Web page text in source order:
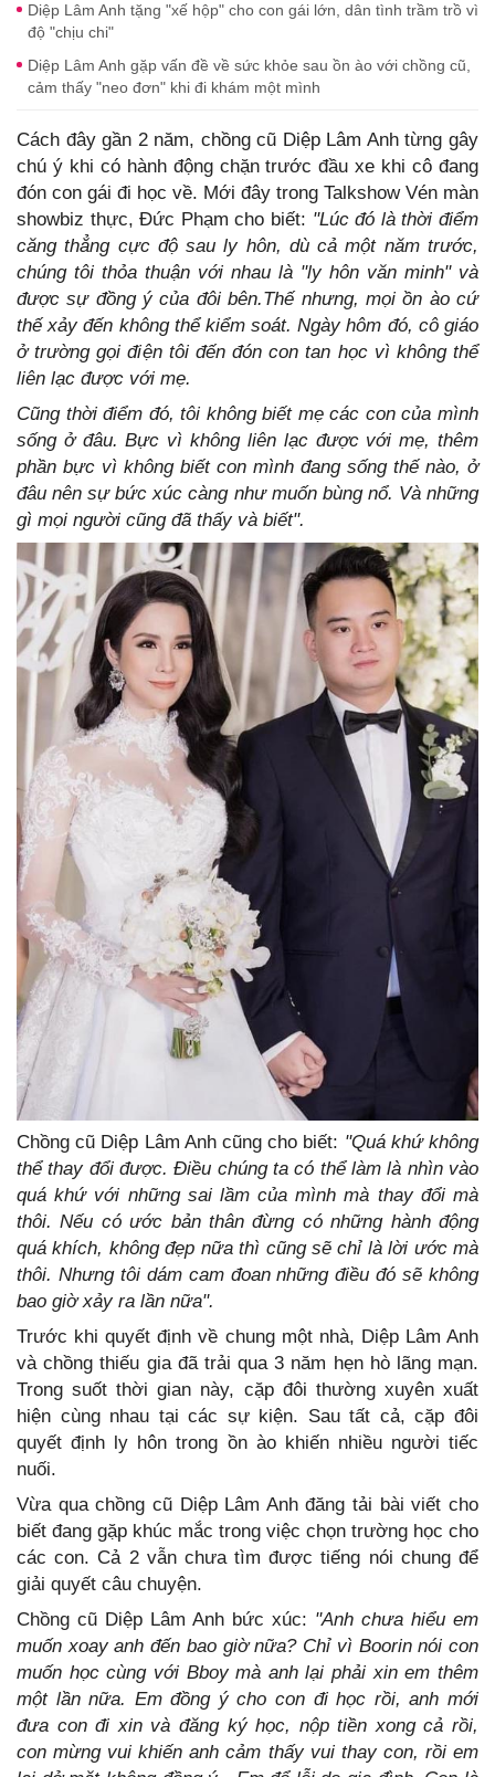
Diệp Lâm Anh tặng "xế hộp" cho con gái lớn, dân tình trầm trồ vì
độ "chịu chi"
Diệp Lâm Anh gặp vấn đề về sức khỏe sau ồn ào với chồng cũ,
cảm thấy "neo đơn" khi đi khám một mình
Cách đây gần 2 năm, chồng cũ Diệp Lâm Anh từng gây
chú ý khi có hành động chặn trước đầu xe khi cô đang
đón con gái đi học về. Mới đây trong Talkshow Vén màn
showbiz thực, Đức Phạm cho biết: "Lúc đó là thời điểm
căng thẳng cực độ sau ly hôn, dù cả một năm trước,
chúng tôi thỏa thuận với nhau là "ly hôn văn minh" và
được sự đồng ý của đôi bên.Thế nhưng, mọi ồn ào cứ
thế xảy đến không thể kiểm soát. Ngày hôm đó, cô giáo
ở trường gọi điện tôi đến đón con tan học vì không thể
liên lạc được với mẹ.
Cũng thời điểm đó, tôi không biết mẹ các con của mình
sống ở đâu. Bực vì không liên lạc được với mẹ, thêm
phần bực vì không biết con mình đang sống thế nào, ở
đâu nên sự bức xúc càng như muốn bùng nổ. Và những
gì mọi người cũng đã thấy và biết".
Chồng cũ Diệp Lâm Anh cũng cho biết: "Quá khứ không
thể thay đổi được. Điều chúng ta có thể làm là nhìn vào
quá khứ với những sai lầm của mình mà thay đổi mà
thôi. Nếu có ước bản thân đừng có những hành động
quá khích, không đẹp nữa thì cũng sẽ chỉ là lời ước mà
thôi. Nhưng tôi dám cam đoan những điều đó sẽ không
bao giờ xảy ra lần nữa".
Trước khi quyết định về chung một nhà, Diệp Lâm Anh
và chồng thiếu gia đã trải qua 3 năm hẹn hò lãng mạn.
Trong suốt thời gian này, cặp đôi thường xuyên xuất
hiện cùng nhau tại các sự kiện. Sau tất cả, cặp đôi
quyết định ly hôn trong ồn ào khiến nhiều người tiếc
nuối.
Vừa qua chồng cũ Diệp Lâm Anh đăng tải bài viết cho
biết đang gặp khúc mắc trong việc chọn trường học cho
các con. Cả 2 vẫn chưa tìm được tiếng nói chung để
giải quyết câu chuyện.
Chồng cũ Diệp Lâm Anh bức xúc: "Anh chưa hiểu em
muốn xoay anh đến bao giờ nữa? Chỉ vì Boorin nói con
muốn học cùng với Bboy mà anh lại phải xin em thêm
một lần nữa. Em đồng ý cho con đi học rồi, anh mới
đưa con đi xin và đăng ký học, nộp tiền xong cả rồi,
con mừng vui khiến anh cảm thấy vui thay con, rồi em